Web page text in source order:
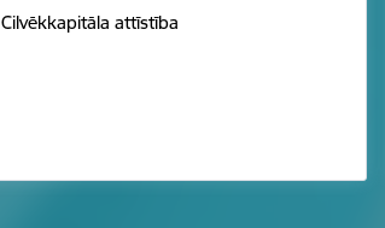
Cilvēkkapitāla attīstība